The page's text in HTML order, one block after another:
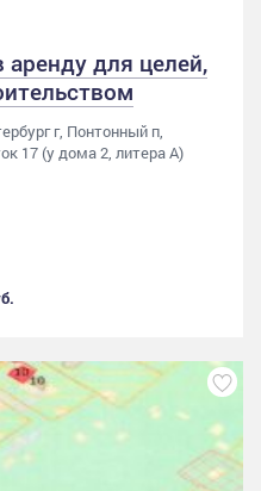
для целей,
г, Понтонный п,
17 (у дома 2, литера А)